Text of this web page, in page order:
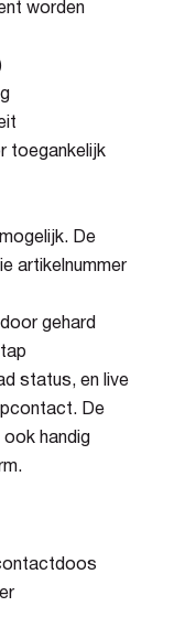
worden
toegankelijk
De
artikelnummer
gehard
status, en live
De
handig